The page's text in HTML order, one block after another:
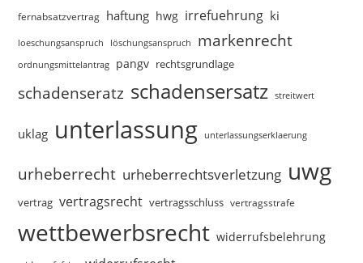
fernabsatzvertrag haftung hwg irrefuehrung ki
loeschungsanspruch löschungsanspruch markenrecht
ordnungsmittelantrag pangv rechtsgrundlage
schadenseratz schadensersatz streitwert
uklag unterlassung unterlassungserklaerung
urheberrecht urheberrechtsverletzung uwg
vertrag vertragsrecht vertragsschluss vertragsstrafe
wettbewerbsrecht widerrufsbelehrung